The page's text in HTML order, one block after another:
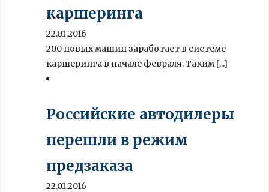
каршеринга
22.01.2016
200 новых машин заработает в системе
каршеринга в начале февраля. Таким [...]
Российские автодилеры
перешли в режим
предзаказа
22.01.2016